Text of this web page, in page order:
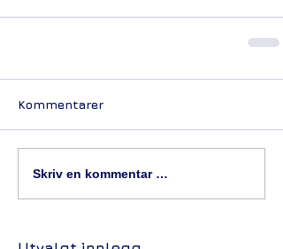
Kommentarer
Skriv en kommentar …